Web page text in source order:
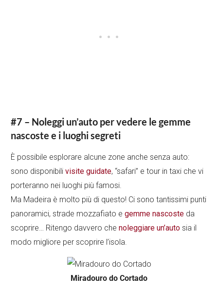
#7 – Noleggi un’auto per vedere le gemme
nascoste e i luoghi segreti
È possibile esplorare alcune zone anche senza auto:
sono disponibilivisite guidate, “safari” e tour in taxi che vi
porteranno nei luoghi più famosi.
Ma Madeira è molto più di questo! Ci sono tantissimi punti
panoramici, strade mozzafiato egemme nascoste da
scoprire… Ritengo davvero chenoleggiare un’auto sia il
modo migliore per scoprire l’isola.
Miradouro do Cortado